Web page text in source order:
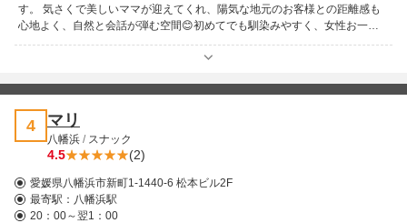
す。 気さくで美しいママが迎えてくれ、陽気な地元のお客様との距離感も
心地よく、自然と会話が弾む空間😊初めてでも馴染みやすく、女性お一人
でも安心して楽しめるのも魅力です。 ママ手作りのおつまみも好評で、温
かみのあるおもてなしにほっと一息🍶価格も良心的で、気軽に立ち寄れる一
4 マリ
八幡浜 / スナック
4.5 (2)
愛媛県八幡浜市新町1-1440-6 松本ビル2F
最寄駅： 八幡浜駅
20：00～翌1：00